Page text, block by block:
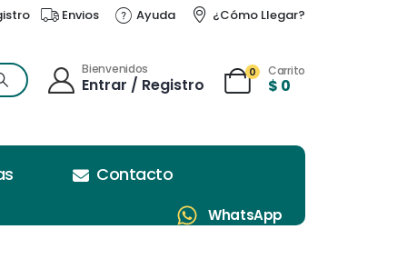
Envios Ayuda ¿Cómo Llegar?
Bienvenidos
Entrar / Registro
0 Carrito
$ 0
Contacto
WhatsApp